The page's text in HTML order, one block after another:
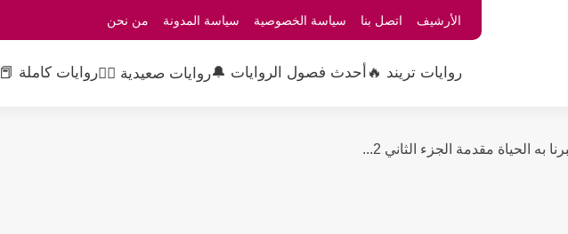
الأرشيف اتصل بنا سياسة الخصوصية سياسة المدونة من نحن
روايات تريند 🔥 أحدث فصول الروايات 🔔روايات صعيدية 👳‍♂️روايات كاملة 📕
به الحياة مقدمة الجزء الثاني 2...